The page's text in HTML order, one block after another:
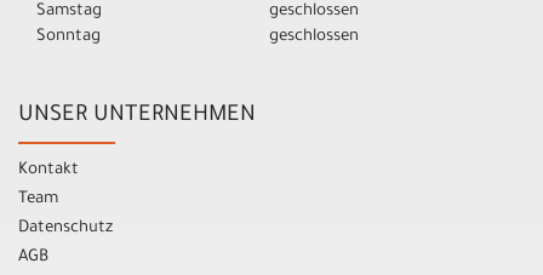
Samstag
geschlossen
Sonntag
geschlossen
UNSER UNTERNEHMEN
Kontakt
Team
Datenschutz
AGB